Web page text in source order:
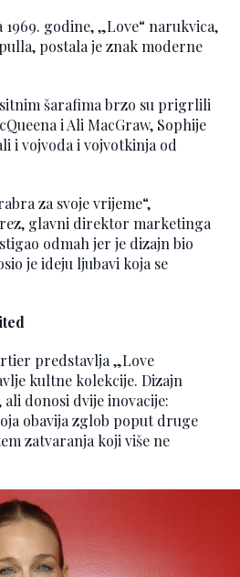
godine, „Love“ narukvica,
postala je znak moderne
šarafima brzo su prigrlili
i Ali MacGraw, Sophije
i vojvoda i vojvotkinja od
za svoje vrijeme“,
glavni direktor marketinga
odmah jer je dizajn bio
je ideju ljubavi koja se
predstavlja „Love
kultne kolekcije. Dizajn
donosi dvije inovacije:
obavija zglob poput druge
zatvaranja koji više ne